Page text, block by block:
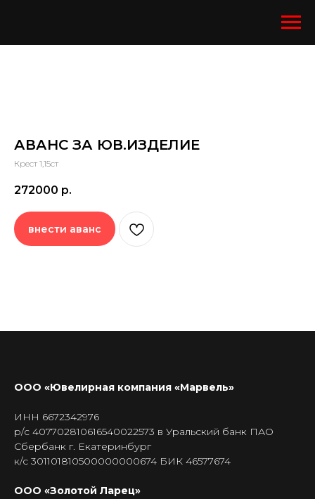
АВАНС ЗА ЮВ.ИЗДЕЛИЕ
Крест 1,15ст
272000 р.
внести аванс
ООО «Ювелирная компания «Марвель»
ИНН 6672342976
р/с 407702810616540022573 в Уральский банк ПАО
Сбербанк г. Екатеринбург
к/с 301101810500000000674 БИК 46577674
ООО «Золотой Ларец»